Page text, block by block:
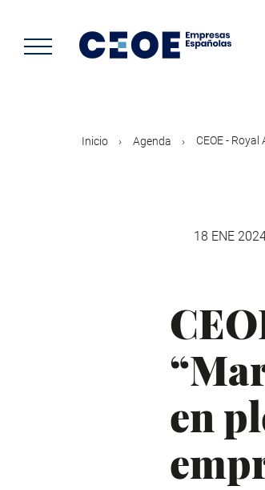
contenido
principal
Inicio Agenda CEOE - Royal
18 ENE
en